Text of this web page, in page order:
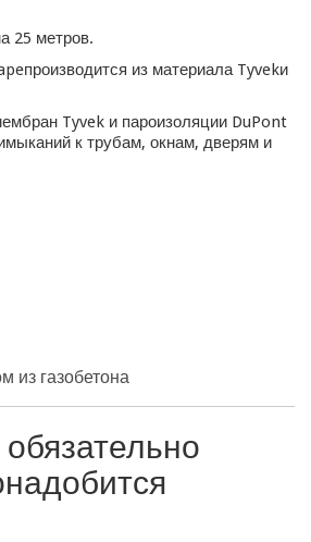
25 метров.
из материала Tyvekи
Tyvek и пароизоляции DuPont
к трубам, окнам, дверям и
из газобетона